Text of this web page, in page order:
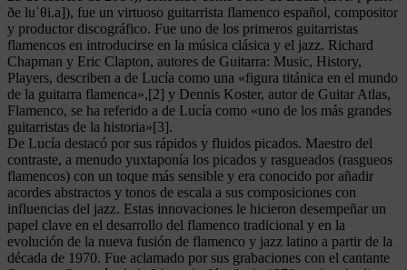
ðe luˈθi.a]), fue un virtuoso guitarrista flamenco español, compositor
y productor discográfico. Fue uno de los primeros guitarristas
flamencos en introducirse en la música clásica y el jazz. Richard
Chapman y Eric Clapton, autores de Guitarra: Music, History,
Players, describen a de Lucía como una «figura titánica en el mundo
de la guitarra flamenca»,[2] y Dennis Koster, autor de Guitar Atlas,
Flamenco, se ha referido a de Lucía como «uno de los más grandes
guitarristas de la historia»[3].
De Lucía destacó por sus rápidos y fluidos picados. Maestro del
contraste, a menudo yuxtaponía los picados y rasgueados (rasgueos
flamencos) con un toque más sensible y era conocido por añadir
acordes abstractos y tonos de escala a sus composiciones con
influencias del jazz. Estas innovaciones le hicieron desempeñar un
papel clave en el desarrollo del flamenco tradicional y en la
evolución de la nueva fusión de flamenco y jazz latino a partir de la
década de 1970. Fue aclamado por sus grabaciones con el cantante